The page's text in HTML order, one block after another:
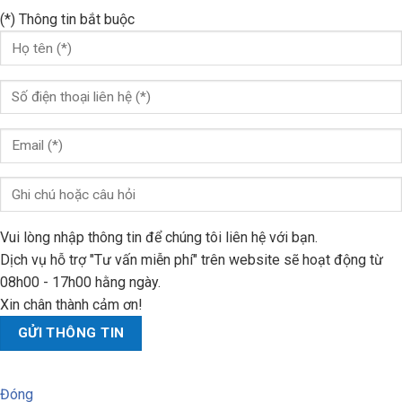
(*) Thông tin bắt buộc
Vui lòng nhập thông tin để chúng tôi liên hệ với bạn.
Dịch vụ hỗ trợ "Tư vấn miễn phí" trên website sẽ hoạt động từ
08h00 - 17h00 hằng ngày.
Xin chân thành cảm ơn!
Đóng